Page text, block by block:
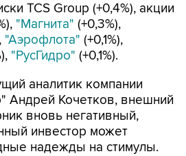
TCS Group (+0,4%), акции
"Магнита" (+0,3%),
"Аэрофлота" (+0,1%),
"РусГидро" (+0,1%).
аналитик компании
Андрей Кочетков, внешний
вновь негативный,
инвестор может
надежды на стимулы.